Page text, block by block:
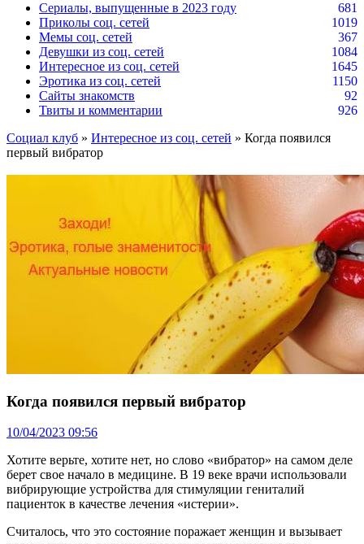
Сериалы, выпущенные в 2023 году
681
Приколы соц. сетей
1019
Мемы соц. сетей
367
Девушки из соц. сетей
1084
Интересное из соц. сетей
1645
Эротика из соц. сетей
1150
Сайты знакомств
92
Твиты и комментарии
926
Социал клуб » Интересное из соц. сетей » Когда появился
первый вибратор
Когда появился первый вибратор
10/04/2023 09:56
Хотите верьте, хотите нет, но слово «вибратор» на самом деле
берет свое начало в медицине. В 19 веке врачи использовали
вибрирующие устройства для стимуляции гениталий
пациенток в качестве лечения «истерии».
Считалось, что это состояние поражает женщин и вызывает